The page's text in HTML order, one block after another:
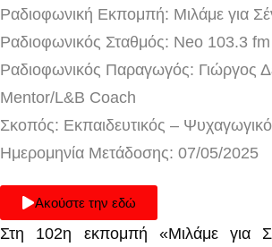
Ραδιοφωνική Εκπομπή: Μιλάμε για
Ραδιοφωνικός Σταθμός: Neo 103.3 fm
Ραδιοφωνικός Παραγωγός: Γιώργος
Mentor/L&B Coach
Σκοπός: Εκπαιδευτικός –
Ημερομηνία Μετάδοσης: 07/05/2025
Ακούστε την εδώ
Στη 102η εκπομπή «Μιλάμε για